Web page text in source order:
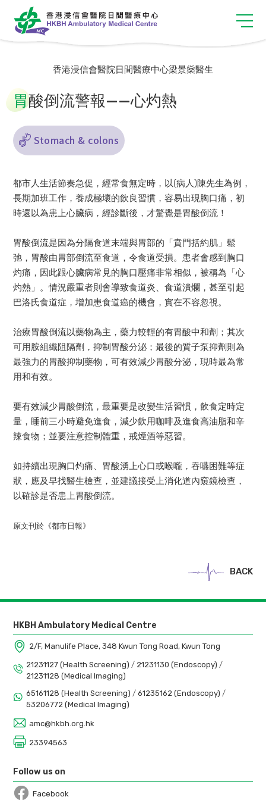
香港浸信會醫院日間醫療中心梁景燊醫生
胃酸倒流警報——心灼熱
Stomach & colons
都市人生活節奏急促，經常食無定時，以(病人)陳先生為例，
長期加班工作，養成極壞的飲良習慣，容易出現胸口痛，初
時還以為患上心臟病，經診斷後，才驚覺是胃酸倒流！
胃酸倒流是因為分隔食道末端與胃部的「賁門括約肌」鬆
弛，胃酸由胃部倒流至食道，令食道受損。患者會感到胸口
灼痛，因此跟心臟病常見的胸口壓痛非常相似，被稱為「心
灼熱」。情況嚴重者則會導致食道炎、食道潰爛，甚至引起
巴洛氏食道症，增加患食道癌的機會，實在不容忽視。
治療胃酸倒流以藥物為主，藥力較輕的有胃酸中和劑；其次
可用胺組織阻隔劑，抑制胃酸分泌；最後的質子泵抑劑則為
最強力的胃酸抑制藥物，可有效減少胃酸分泌，現時最為常
用和有效。
要有效減少胃酸倒流，最重要是改變生活習慣，飲食定時定
量，睡前三小時避免進食，減少飲用咖啡及進食高油脂和辛
辣食物；並要注意控制體重，戒煙酒等惡習。
如持續出現胸口灼痛、胃酸湧上心口或喉嚨，吞嚥困難等症
狀，應及早找醫生檢查，並建議接受上消化道內窺鏡檢查，
以確診是否患上胃酸倒流。
原文刊於《都市日報》
BACK
HKBH Ambulatory Medical Centre
2/F, Manulife Place, 348 Kwun Tong Road, Kwun Tong
21231127 (Health Screening)/ 21231130 (Endoscopy)/
21231128 (Medical Imaging)
65161128 (Health Screening) / 61235162 (Endoscopy) /
53206772 (Medical Imaging)
amc@hkbh.org.hk
23394563
Follow us on
Facebook